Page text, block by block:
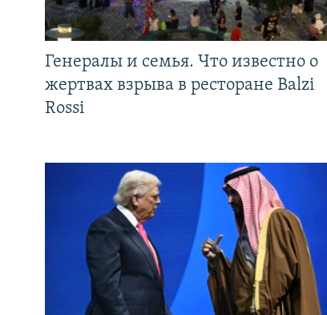
Генералы и семья. Что известно о
жертвах взрыва в ресторане Balzi
Rossi